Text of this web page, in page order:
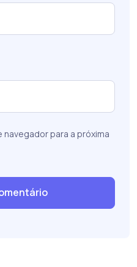
para a próxima